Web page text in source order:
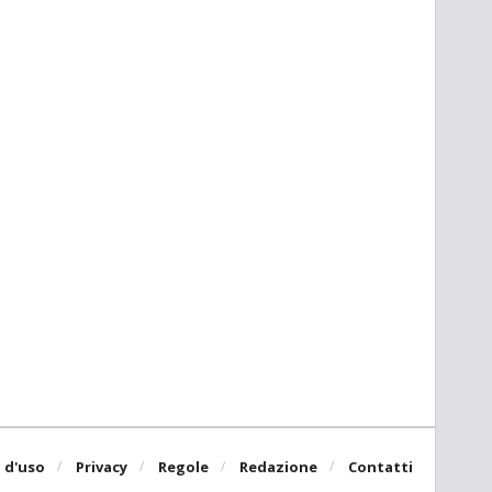
d'uso Privacy Regole Redazione Contatti